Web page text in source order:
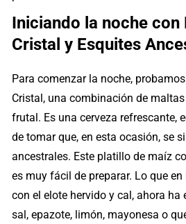
Iniciando la noche con
Cristal y Esquites
Para comenzar la noche,
Cristal, una combinación de
frutal. Es una cerveza refrescante,
de tomar que, en esta ocasión, se
ancestrales. Este platillo de maíz
es muy fácil de preparar. Lo que
con el elote hervido y cal, ahora
sal, epazote, limón, mayonesa o